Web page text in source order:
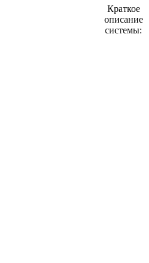
Краткое
описание
системы: